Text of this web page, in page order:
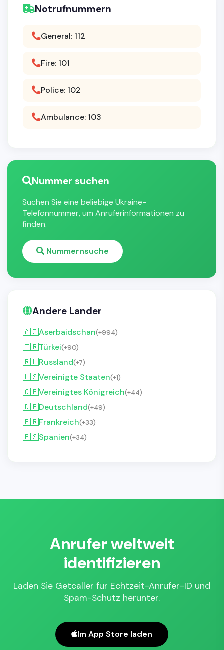
Notrufnummern
General: 112
Fire: 101
Police: 102
Ambulance: 103
Nummer suchen
Suchen Sie eine beliebige Ukraine-
Telefonnummer, um Anruferinformationen zu
finden.
Nummernsuche
Andere Lander
🇦🇿Aserbaidschan(+994)
🇹🇷Türkei(+90)
🇷🇺Russland(+7)
🇺🇸Vereinigte Staaten(+1)
🇬🇧Vereinigtes Königreich(+44)
🇩🇪Deutschland(+49)
🇫🇷Frankreich(+33)
🇪🇸Spanien(+34)
Anrufer weltweit
identifizieren
Laden Sie Getcaller fur Echtzeit-Anrufer-ID und
Spam-Schutz herunter.
Im App Store laden